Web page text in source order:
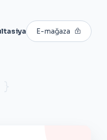
E-mağaza